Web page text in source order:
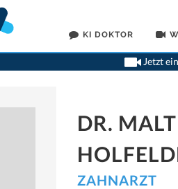
KI DOKTOR
Jetzt
DR.
ZAHNARZT